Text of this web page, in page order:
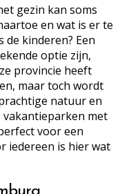
gezin kan soms
en wat is er te
de kinderen? Een
optie zijn,
provincie heeft
maar toch wordt
natuur en
met
voor een
iedereen is hier wat